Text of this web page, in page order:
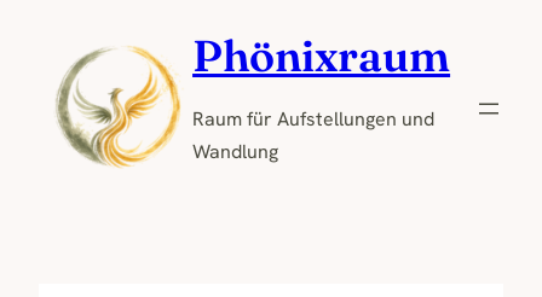
springen
Phönixraum
Raum für Aufstellungen und
Wandlung